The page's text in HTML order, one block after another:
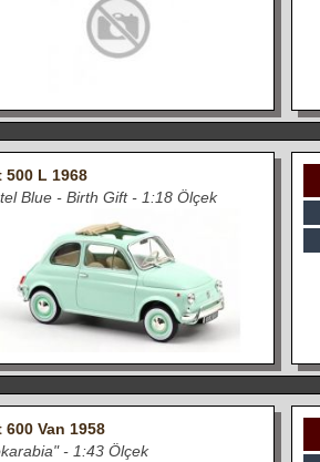
500 L 1968
Blue - Birth Gift - 1:18 Ölçek
600 Van 1958
- 1:43 Ölçek